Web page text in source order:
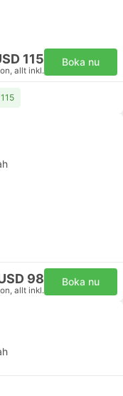
115
allt inkl.
Boka nu
98
allt inkl.
Boka nu